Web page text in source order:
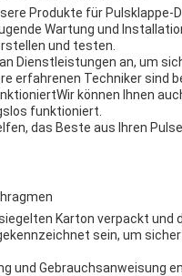
Produkte für Pulsklappe-
Wartung und
und testen.
Dienstleistungen an, um
erfahrenen Techniker sind
können Ihnen
funktioniert.
das Beste aus Ihren
Karton verpackt
sein, um
und Gebrauchsanweisung